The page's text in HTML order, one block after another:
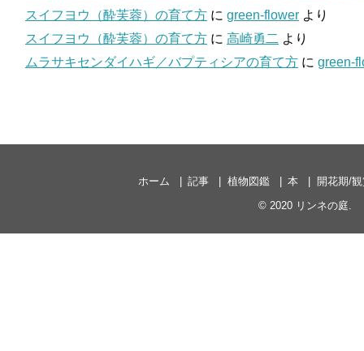
スイフヨウ（酔芙蓉）の育て方 に green-flower より
スイフヨウ（酔芙蓉）の育て方 に 高崎勇二 より
ムラサキセンダイハギ／バプティシアの育て方 に green-
ホーム 記事 植物図鑑 本
開花期/
© 2020 リンネの庭.